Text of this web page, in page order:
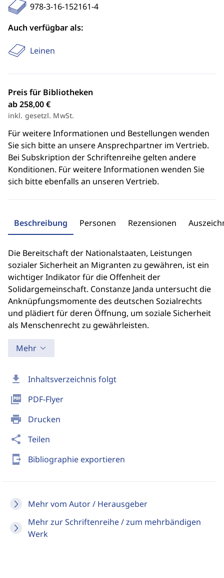
download Inhaltsverzeichnis folgt
picture_as_pdf PDF-Flyer
print Drucken
share Teilen
send_to_mobile Bibliographie exportieren
Mehr vom Autor / Herausgeber
Mehr zur Schriftenreihe / zum mehrbändigen
Werk
978-3-16-152161-4
Auch verfügbar als:
Leinen
Preis für Bibliotheken
ab 258,00 €
inkl. gesetzl. MwSt.
Für weitere Informationen und Bestellungen wenden
Sie sich bitte an unsere Ansprechpartner im Vertrieb.
Bei Subskription der Schriftenreihe gelten andere
Konditionen. Für weitere Informationen wenden Sie
sich bitte ebenfalls an unseren Vertrieb.
Beschreibung Personen Rezensionen
Die Bereitschaft der Nationalstaaten, Leistungen
sozialer Sicherheit an Migranten zu gewähren, ist ein
wichtiger Indikator für die Offenheit der
Solidargemeinschaft. Constanze Janda untersucht die
Anknüpfungsmomente des deutschen Sozialrechts
und plädiert für deren Öffnung, um soziale Sicherheit
als Menschenrecht zu gewährleisten.
Mehr